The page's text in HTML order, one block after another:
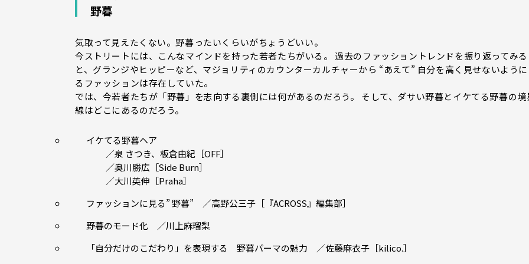
野暮
気取って見えたくない。野暮ったいくらいがちょうどいい――。
今ストリートには、こんなマインドを持った若者たちがいる。 過去のファッショントレンドを振り返ってみる
と、グランジやヒッピーなど、マジョリティのカウンターカルチャーから “あえて” 自分を高く見せないよう
るファッションは存在していた。
では、今若者たちが「野暮」を志向する裏側には何があるのだろう。 そして、ダサい野暮とイケてる野暮の境
線はどこにあるのだろう。
イケてる野暮ヘア
／泉 さつき、板倉由紀［OFF］
／奥川勝広［Side Burn］
／大川英伸［Praha］
ファッションに見る” 野暮” ／高野公三子［『ACROSS』編集部］
野暮のモード化 ／川上麻瑠梨
「自分だけのこだわり」を表現する 野暮パーマの魅力 ／佐藤麻衣子［kilico.］